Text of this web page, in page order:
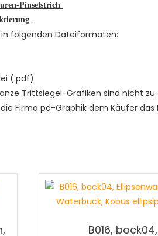
Pinselstrich
folgenden Dateiformaten:
(.pdf)
Trittsiegel-Grafiken sind nicht
Firma pd-Graphik dem Käufer
B016, bock04,